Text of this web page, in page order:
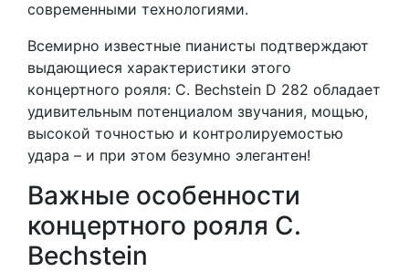
современными технологиями.
Всемирно известные пианисты подтверждают
выдающиеся характеристики этого
концертного рояля: C. Bechstein D 282 обладает
удивительным потенциалом звучания, мощью,
высокой точностью и контролируемостью
удара – и при этом безумно элегантен!
Важные особенности
концертного рояля C.
Bechstein